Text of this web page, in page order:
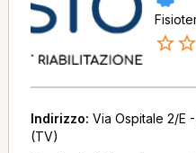
Indirizzo: Via Ospitale 2/E
(TV)